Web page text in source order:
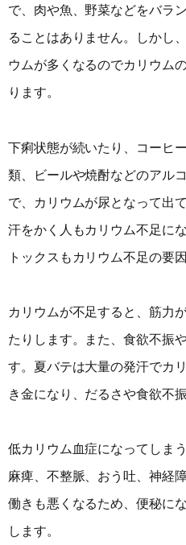
で、肉や魚、野菜などをバラ
ることはありません。しかし
ウムが多くなるのでカリウム
ります。
下痢状態が続いたり、コーヒ
類、ビールや焼酎などのアル
で、カリウムが尿となって出
汗をかく人もカリウム不足に
トックスもカリウム不足の要
カリウムが不足すると、筋力
たりします。また、食欲不振
す。夏バテは大量の発汗でカ
き金になり、だるさや食欲不
低カリウム血症になってしま
麻痺、不整脈、おう吐、神経
働きも悪くなるため、便秘に
します。